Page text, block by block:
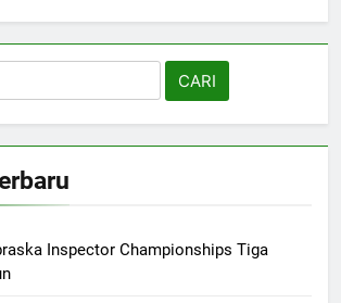
Inspector Championships Tiga